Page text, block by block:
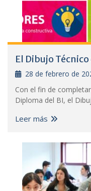
El Dibujo
28 de febrero de
Con el fin de
Diploma del BI, el
Leer más